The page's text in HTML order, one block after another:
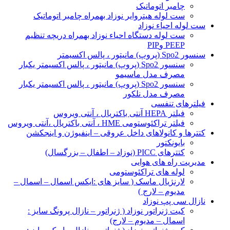
چامبر اتوماتیک
ست لوله هیتروایر نوزاد بهمراه چامبر اتوماتیک
ست لوله احیاء نوزاد
ست لوله دستگاه احیاء نوزاد بهمراه دریچه تنظیم
PEEP وPIP
سنسور Spo2 (پروپ) مانیتور ، پالس اکسیمتر
سنسور Spo2 (پروپ) مانیتور ، پالس اکسیمتر یکبار
مصرف مدل ماسیمو
سنسور Spo2 (پروپ) مانیتور ، پالس اکسیمتر یکبار
مصرف مدل نلکور
فیلترهای تنفسی
فیلتر HEPA آنتی باکتریال ، آنتی ویروس
فیلتر تراکئوستومی HME ، آنتی باکتریال ،آنتی ویروس
کتترها و کانولاهای داخل عروقی – اینفیوژن و اینجکشن
بایونکتور
کتترهای PICC (نوزاد – اطفال – بزرگسال)
مدیریت راه های هوایی
لوله های تراکئوستومی
لارنژیال ماسک ( سایز های :ایکس اسمال – اسمال –
مدیوم – لارج )
نازال سی پپ نوزاد
کیت ژنراتور نوزاد ( ژنراتور – نازال پرونگ سایز :
اسمال – مدیوم – لارج)